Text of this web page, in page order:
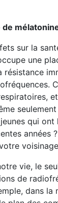
sur la
une
résistance
qui
vie, le
de
dans